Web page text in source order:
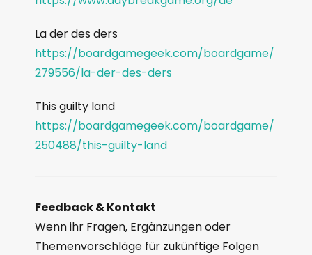
La der des ders
https://boardgamegeek.com/boardgame/
279556/la-der-des-ders
This guilty land
https://boardgamegeek.com/boardgame/
250488/this-guilty-land
Feedback & Kontakt
Wenn ihr Fragen, Ergänzungen oder
Themenvorschläge für zukünftige Folgen